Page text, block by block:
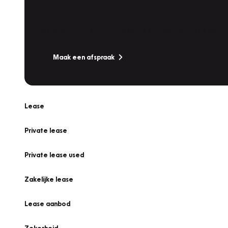
Maak een afspraak
Lease
Private lease
Private lease used
Zakelijke lease
Lease aanbod